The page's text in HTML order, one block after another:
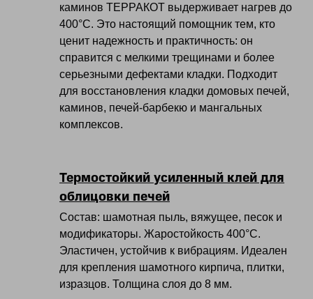
каминов ТЕРРАКОТ выдерживает нагрев до
400°С. Это настоящий помощник тем, кто
ценит надежность и практичность: он
справится с мелкими трещинами и более
серьезными дефектами кладки. Подходит
для восстановления кладки домовых печей,
каминов, печей‑барбекю и мангальных
комплексов.
Термостойкий усиленный клей для
облицовки печей
Состав: шамотная пыль, вяжущее, песок и
модификаторы. Жаростойкость 400°С.
Эластичен, устойчив к вибрациям. Идеален
для крепления шамотного кирпича, плитки,
изразцов. Толщина слоя до 8 мм.